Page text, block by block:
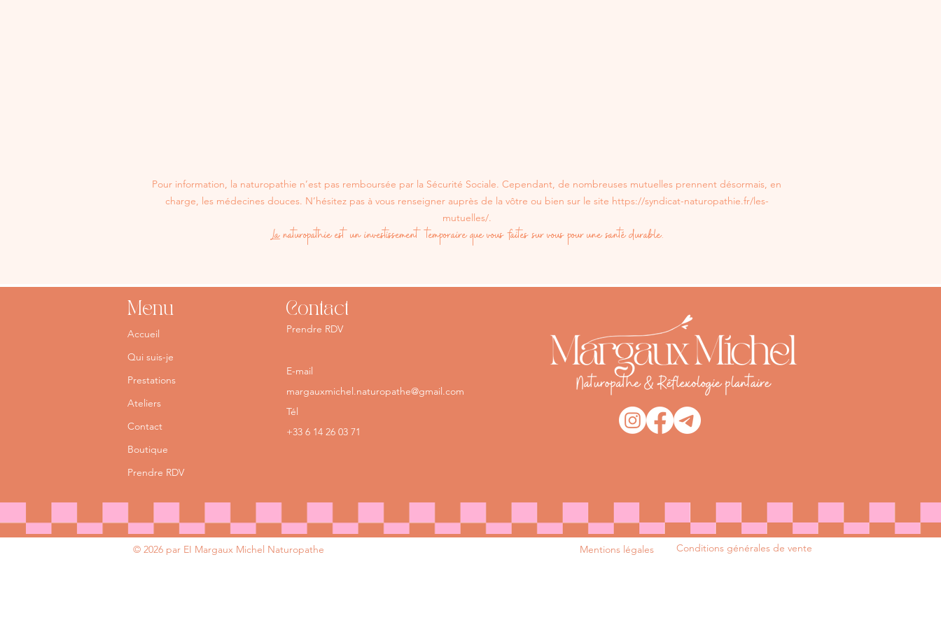
Pour information, la naturopathie n’est pas remboursée par la Sécurité Sociale. Cependant, de nombreuses mutuelles prennent désormais, en
charge, les médecines douces. N’hésitez pas à vous renseigner auprès de la vôtre ou bien sur le site https://syndicat-naturopathie.fr/les-
mutuelles/.
La naturopathie est un investissement temporaire que vous faites sur vous pour une santé durable.
Menu
Accueil
Qui suis-je
Prestations
Ateliers
Contact
Boutique
Prendre RDV
Contact
E-mail
margauxmichel.naturopathe@gmail.com
Tél
+33 6 14 26 03 71
Prendre RDV
© 2026 par EI Margaux Michel Naturopathe Mentions légales Conditions générales de vente